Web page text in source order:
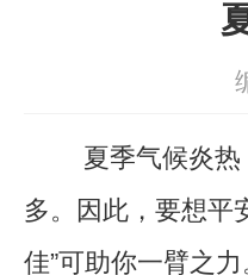
夏季气候炎热，
多。因此，要想平
佳”可助你一臂之力